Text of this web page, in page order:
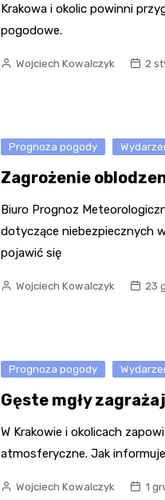
Krakowa i okolic powinni
pogodowe.
Wojciech Kowalczyk 2
Prognoza pogody
Zagrożenie
Biuro Prognoz
dotyczące niebezpiecznych
pojawić się
Wojciech Kowalczyk 23
Prognoza pogody
Gęste mgły
W Krakowie i okolicach
atmosferyczne. Jak
Wojciech Kowalczyk 1